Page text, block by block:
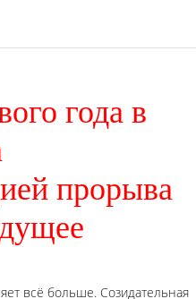
года в
прорыва
всё больше. Созидательная